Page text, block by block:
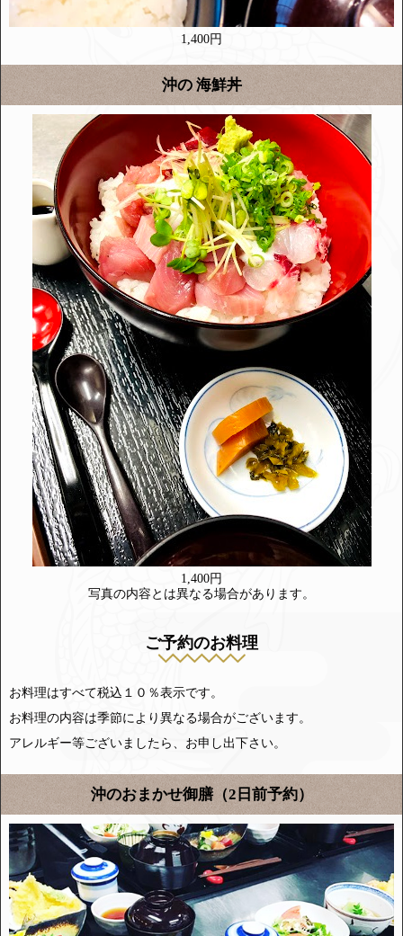
1,400円
沖の 海鮮丼
1,400円
写真の内容とは異なる場合があります。
ご予約のお料理
お料理はすべて税込１０％表示です。
お料理の内容は季節により異なる場合がございます。
アレルギー等ございましたら、お申し出下さい。
沖のおまかせ御膳（2日前予約）